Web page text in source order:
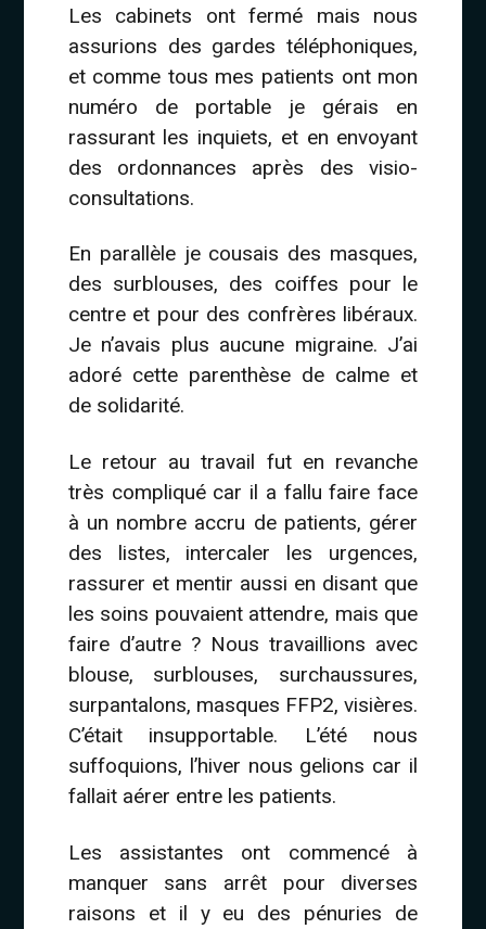
Les cabinets ont fermé mais nous
assurions des gardes téléphoniques,
et comme tous mes patients ont mon
numéro de portable je gérais en
rassurant les inquiets, et en envoyant
des ordonnances après des visio-
consultations.
En parallèle je cousais des masques,
des surblouses, des coiffes pour le
centre et pour des confrères libéraux.
Je n’avais plus aucune migraine. J’ai
adoré cette parenthèse de calme et
de solidarité.
Le retour au travail fut en revanche
très compliqué car il a fallu faire face
à un nombre accru de patients, gérer
des listes, intercaler les urgences,
rassurer et mentir aussi en disant que
les soins pouvaient attendre, mais que
faire d’autre ? Nous travaillions avec
blouse, surblouses, surchaussures,
surpantalons, masques FFP2, visières.
C’était insupportable. L’été nous
suffoquions, l’hiver nous gelions car il
fallait aérer entre les patients.
Les assistantes ont commencé à
manquer sans arrêt pour diverses
raisons et il y eu des pénuries de